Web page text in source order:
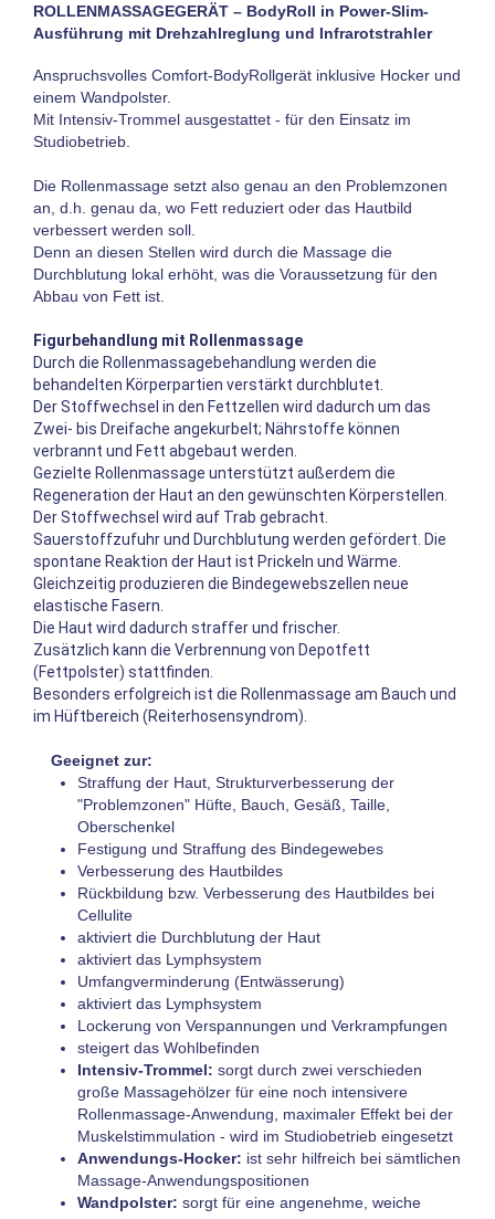
ROLLENMASSAGEGERÄT – BodyRoll in Power-Slim-
Ausführung mit Drehzahlreglung und Infrarotstrahler
Anspruchsvolles Comfort-BodyRollgerät inklusive Hocker und
einem Wandpolster.
Mit Intensiv-Trommel ausgestattet - für den Einsatz im
Studiobetrieb.
Die Rollenmassage setzt also genau an den Problemzonen
an, d.h. genau da, wo Fett reduziert oder das Hautbild
verbessert werden soll.
Denn an diesen Stellen wird durch die Massage die
Durchblutung lokal erhöht, was die Voraussetzung für den
Abbau von Fett ist.
Figurbehandlung mit Rollenmassage
Durch die Rollenmassagebehandlung werden die
behandelten Körperpartien verstärkt durchblutet.
Der Stoffwechsel in den Fettzellen wird dadurch um das
Zwei- bis Dreifache angekurbelt; Nährstoffe können
verbrannt und Fett abgebaut werden.
Gezielte Rollenmassage unterstützt außerdem die
Regeneration der Haut an den gewünschten Körperstellen.
Der Stoffwechsel wird auf Trab gebracht.
Sauerstoffzufuhr und Durchblutung werden gefördert. Die
spontane Reaktion der Haut ist Prickeln und Wärme.
Gleichzeitig produzieren die Bindegewebszellen neue
elastische Fasern.
Die Haut wird dadurch straffer und frischer.
Zusätzlich kann die Verbrennung von Depotfett
(Fettpolster) stattfinden.
Besonders erfolgreich ist die Rollenmassage am Bauch und
im Hüftbereich (Reiterhosensyndrom).
Geeignet zur:
Straffung der Haut, Strukturverbesserung der
"Problemzonen" Hüfte, Bauch, Gesäß, Taille,
Oberschenkel
Festigung und Straffung des Bindegewebes
Verbesserung des Hautbildes
Rückbildung bzw. Verbesserung des Hautbildes bei
Cellulite
aktiviert die Durchblutung der Haut
aktiviert das Lymphsystem
Umfangverminderung (Entwässerung)
aktiviert das Lymphsystem
Lockerung von Verspannungen und Verkrampfungen
steigert das Wohlbefinden
Intensiv-Trommel: sorgt durch zwei verschieden
große Massagehölzer für eine noch intensivere
Rollenmassage-Anwendung, maximaler Effekt bei der
Muskelstimmulation - wird im Studiobetrieb eingesetzt
Anwendungs-Hocker: ist sehr hilfreich bei sämtlichen
Massage-Anwendungspositionen
Wandpolster: sorgt für eine angenehme, weiche